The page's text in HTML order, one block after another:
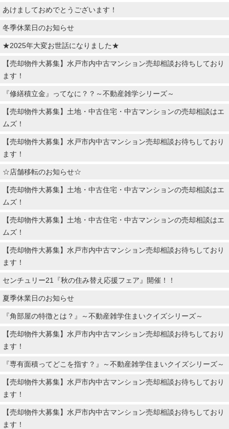
あけましておめでとうございます！
冬季休業日のお知らせ
★2025年大変お世話になりました★
【売却物件大募集】水戸市内中古マンション売却相談お待ちしており
ます！
『修繕積立金』ってなに？？～不動産雑学シリーズ～
【売却物件大募集】土地・中古住宅・中古マンションの売却相談はエ
ムズ！
【売却物件大募集】水戸市内中古マンション売却相談お待ちしており
ます！
☆店舗移転のお知らせ☆
【売却物件大募集】土地・中古住宅・中古マンションの売却相談はエ
ムズ！
【売却物件大募集】土地・中古住宅・中古マンションの売却相談はエ
ムズ！
【売却物件大募集】水戸市内中古マンション売却相談お待ちしており
ます！
センチュリー21『秋の住み替え応援フェア』開催！！
夏季休業日のお知らせ
『角部屋の特徴とは？』～不動産雑学住まいクイズシリーズ～
【売却物件大募集】水戸市内中古マンション売却相談お待ちしており
ます！
『専有面積ってどこを指す？』～不動産雑学住まいクイズシリーズ～
【売却物件大募集】水戸市内中古マンション売却相談お待ちしており
ます！
【売却物件大募集】水戸市内中古マンション売却相談お待ちしており
ます！